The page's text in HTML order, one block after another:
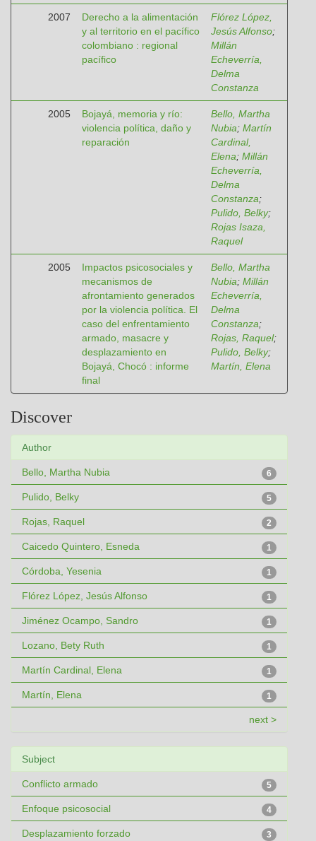
2007
Derecho a la alimentación
y al territorio en el pacífico
colombiano : regional
pacífico
Flórez López,
Jesús Alfonso;
Millán
Echeverría,
Delma
Constanza
2005
Bojayá, memoria y río:
violencia política, daño y
reparación
Bello, Martha
Nubia; Martín
Cardinal,
Elena; Millán
Echeverría,
Delma
Constanza;
Pulido, Belky;
Rojas Isaza,
Raquel
2005
Impactos psicosociales y
mecanismos de
afrontamiento generados
por la violencia política. El
caso del enfrentamiento
armado, masacre y
desplazamiento en
Bojayá, Chocó : informe
final
Bello, Martha
Nubia; Millán
Echeverría,
Delma
Constanza;
Rojas, Raquel;
Pulido, Belky;
Martín, Elena
Discover
Author
6
Bello, Martha Nubia
5
Pulido, Belky
2
Rojas, Raquel
1
Caicedo Quintero, Esneda
1
Córdoba, Yesenia
1
Flórez López, Jesús Alfonso
1
Jiménez Ocampo, Sandro
1
Lozano, Bety Ruth
1
Martín Cardinal, Elena
1
Martín, Elena
next >
Subject
5
Conflicto armado
4
Enfoque psicosocial
3
Desplazamiento forzado